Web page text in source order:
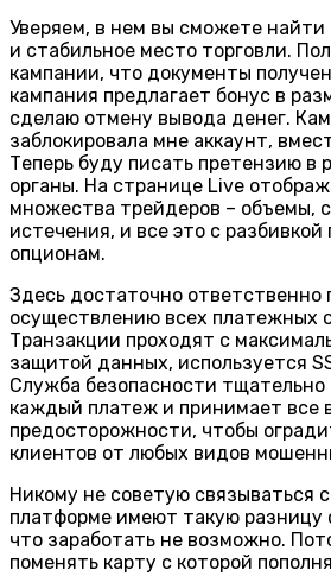
Уверяем, в нем вы сможете
и стабильное место торговли.
кампании, что документы
кампания предлагает бонус в
сделаю отмену вывода денег.
заблокировала мне аккаунт,
Теперь буду писать претензию в
органы. На странице Live
множества трейдеров – объемы,
истечения, и все это с
опционам.
Здесь достаточно ответственно
осуществлению всех платежных
Транзакции проходят с
защитой данных, используется
Служба безопасности
каждый платеж и принимает все
предосторожности, чтобы
клиентов от любых видов
Никому не советую связываться
платформе имеют такую разницу
что заработать не возможно.
поменять карту с которой